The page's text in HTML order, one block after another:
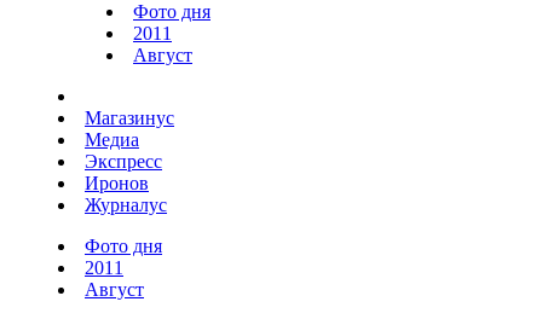
Фото дня
2011
Август
Магазинус
Медиа
Экспресс
Иронов
Журналус
Фото дня
2011
Август